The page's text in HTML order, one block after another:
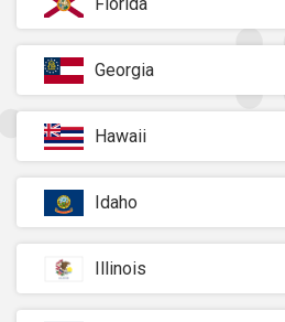
Florida
Georgia
Hawaii
Idaho
Illinois